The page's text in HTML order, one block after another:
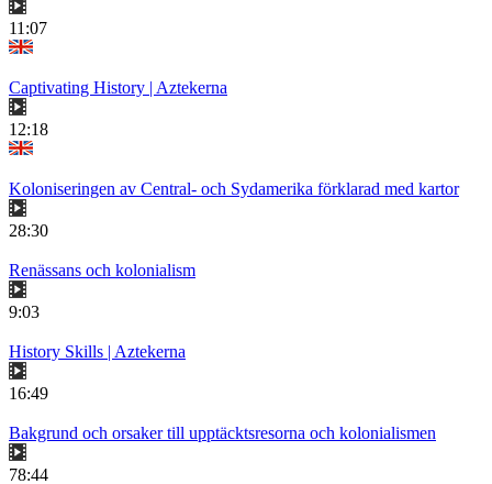
11:07
Captivating History | Aztekerna
12:18
Koloniseringen av Central- och Sydamerika förklarad med kartor
28:30
Renässans och kolonialism
9:03
History Skills | Aztekerna
16:49
Bakgrund och orsaker till upptäcktsresorna och kolonialismen
78:44